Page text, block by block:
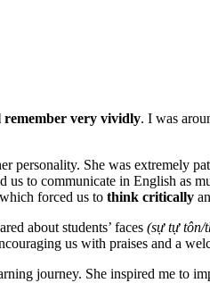
remember very vividly. I was
personality. She was extremely
to communicate in English as
forced us to think critically
about students’ faces (sự tự tôn/
us with praises and a
journey. She inspired me to